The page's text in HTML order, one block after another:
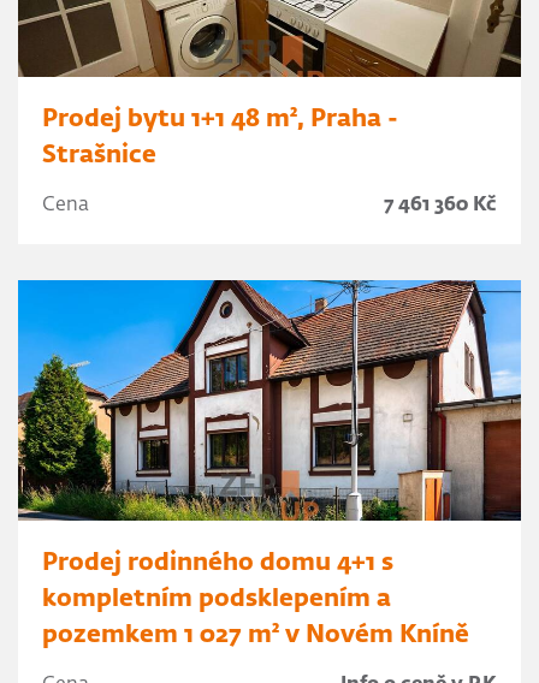
Prodej bytu 1+1 48 m², Praha -
Strašnice
Cena 7 461 360 Kč
Prodej rodinného domu 4+1 s
kompletním podsklepením a
pozemkem 1 027 m² v Novém Kníně